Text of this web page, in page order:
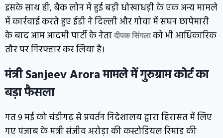
इसके साथ ही, बैंक लोन में हुई बड़ी धोखाधड़ी के एक अन्य मामले
में कार्रवाई करते हुए ईडी ने दिल्ली और गोवा में सघन छापेमारी
के बाद आम आदमी पार्टी के नेता दीपक सिंगलाको भी आधिकारिक
तौर पर गिरफ्तार कर लिया है।
मंत्री Sanjeev Arora मामले मेंगुरुग्राम कोर्ट का
बड़ा फैसला
गत 9 मई को चंडीगढ़ से प्रवर्तन निदेशालय द्वारा हिरासत में लिए
गए पंजाब के मंत्री संजीव अरोड़ा की कस्टोडियल रिमांड की